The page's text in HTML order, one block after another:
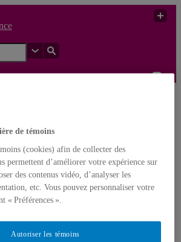
Gingras
les Fonds
subventionnaires du
Québec
Yves Gingras
de témoins
(cookies) afin de collecter des
permettent d’améliorer votre expérience sur
des contenus vidéo, d’analyser les
etc. Vous pouvez personnaliser votre
« Préférences ».
Autoriser les témoins